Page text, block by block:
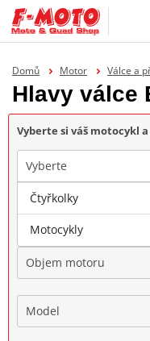
Domů Motor Válce a
Hlavy válce
Vyberte si váš motocykl
Vyberte
Značka
Objem motoru
Model
Čtyřkolky
Motocykly